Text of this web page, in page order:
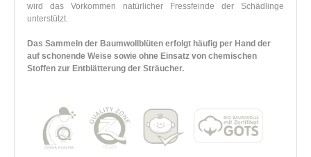
wird das Vorkommen natürlicher Fressfeinde der Schädlinge
unterstützt.
Das Sammeln der Baumwollblüten erfolgt häufig per Hand der
auf schonende Weise sowie ohne Einsatz von chemischen
Stoffen zur Entblätterung der Sträucher.